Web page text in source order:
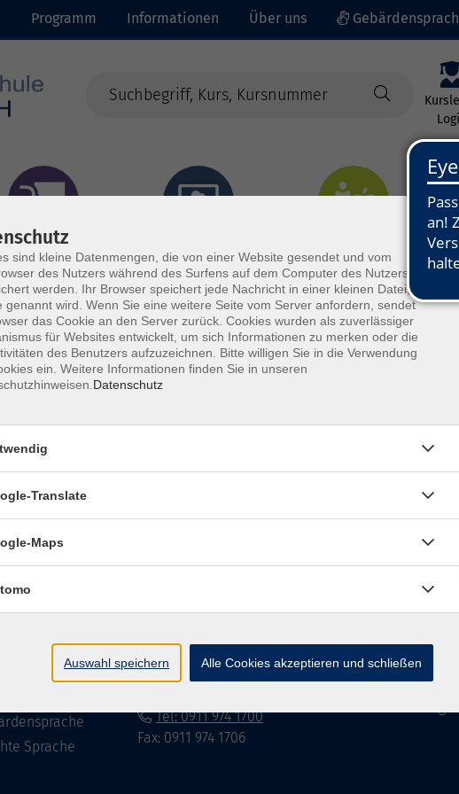
Programm Informationen Über uns
- Integration
Impressum Datenschutzerklärung AGB
Sprache
90762 Fürth
info@vhs-fuerth.de
Tel: 0911 974 1700
Fax: 0911 974 1706
Dienstag
Mittwoch
sind kleine Datenmengen, die von einer Website gesendet und vom
des Nutzers während des Surfens auf dem Computer des Nutzers
werden. Ihr Browser speichert jede Nachricht in einer kleinen Datei, die
genannt wird. Wenn Sie eine weitere Seite vom Server anfordern, sendet
das Cookie an den Server zurück. Cookies wurden als zuverlässiger
für Websites entwickelt, um sich Informationen zu merken oder die
des Benutzers aufzuzeichnen. Bitte willigen Sie in die Verwendung
ein. Weitere Informationen finden Sie in unseren
Datenschutz
×
Translate
Maps
Auswahl speichern Alle Cookies akzeptieren und schließen